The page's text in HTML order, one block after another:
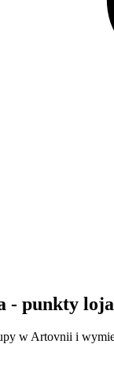
- punkty
w Artovnii i